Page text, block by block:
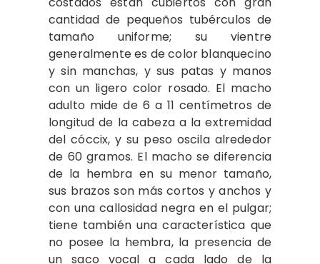
cantidad de pequeños tubérculos de
tamaño uniforme; su vientre
generalmente es de color blanquecino
y sin manchas, y sus patas y manos
con un ligero color rosado. El macho
adulto mide de 6 a 11 centímetros de
longitud de la cabeza a la extremidad
del cóccix, y su peso oscila alrededor
de 60 gramos. El macho se diferencia
de la hembra en su menor tamaño,
sus brazos son más cortos y anchos y
con una callosidad negra en el pulgar;
tiene también una característica que
no posee la hembra, la presencia de
un saco vocal a cada lado de la